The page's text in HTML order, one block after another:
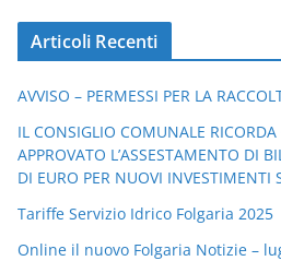
Articoli Recenti
AVVISO – PERMESSI PER LA
IL CONSIGLIO COMUNALE
APPROVATO L’ASSESTAMENTO DI
DI EURO PER NUOVI INVESTIMENTI
Tariffe Servizio Idrico Folgaria 2025
Online il nuovo Folgaria Notizie –